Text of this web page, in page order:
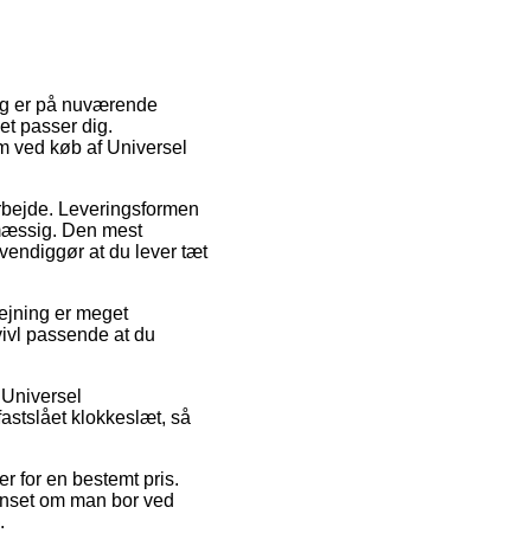
er på nuværende
passer dig.
ved køb af Universel
Leveringsformen
Den mest
at du lever tæt
er meget
passende at du
klokkeslæt, så
for en bestemt pris.
om man bor ved